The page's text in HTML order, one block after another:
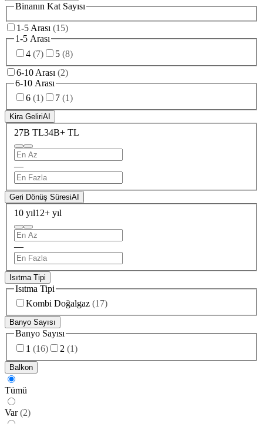
Binanın Kat Sayısı
1-5 Arası (15)
1-5 Arası
4 (7) 5 (8)
6-10 Arası (2)
6-10 Arası
6 (1) 7 (1)
Kira GeliriAI
27B TL34B+ TL
—
Geri Dönüş SüresiAI
10 yıl12+ yıl
—
Isıtma Tipi
Isıtma Tipi
Kombi Doğalgaz (17)
Banyo Sayısı
Banyo Sayısı
1 (16) 2 (1)
Balkon
Tümü
Var (2)